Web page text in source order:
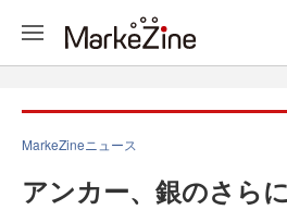
MarkeZineニュース
アンカー、銀のさら